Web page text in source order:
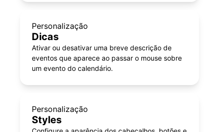
Personalização
Dicas
Ativar ou desativar uma breve descrição de
eventos que aparece ao passar o mouse sobre
um evento do calendário.
Personalização
Styles